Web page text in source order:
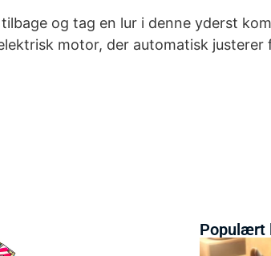
og tag en lur i denne yderst
motor, der automatisk
Populært